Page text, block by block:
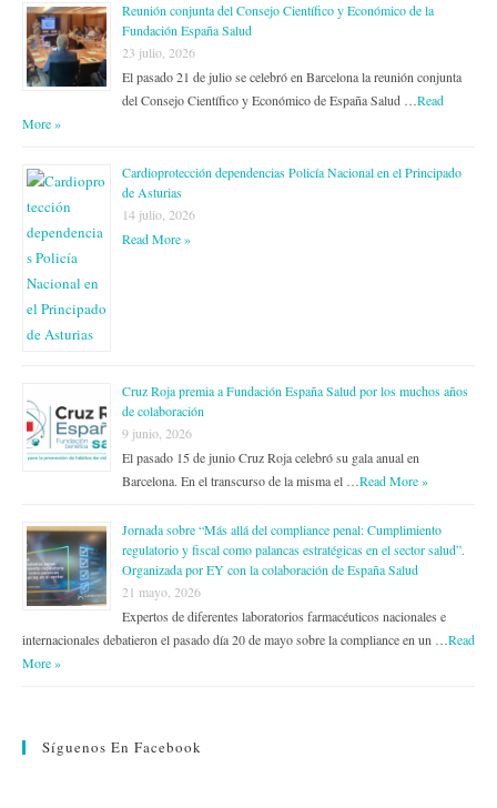
Reunión conjunta del Consejo Científico y Económico de la
Fundación España Salud
23 julio, 2026
El pasado 21 de julio se celebró en Barcelona la reunión conjunta
del Consejo Científico y Económico de España Salud … Read
More »
Cardioprotección dependencias Policía Nacional en el Principado
de Asturias
14 julio, 2026
Read More »
Cruz Roja premia a Fundación España Salud por los muchos años
de colaboración
9 junio, 2026
El pasado 15 de junio Cruz Roja celebró su gala anual en
Barcelona. En el transcurso de la misma el … Read More »
Jornada sobre “Más allá del compliance penal: Cumplimiento
regulatorio y fiscal como palancas estratégicas en el sector salud”.
Organizada por EY con la colaboración de España Salud
21 mayo, 2026
Expertos de diferentes laboratorios farmacéuticos nacionales e
internacionales debatieron el pasado día 20 de mayo sobre la compliance en un … Read
More »
Síguenos En Facebook